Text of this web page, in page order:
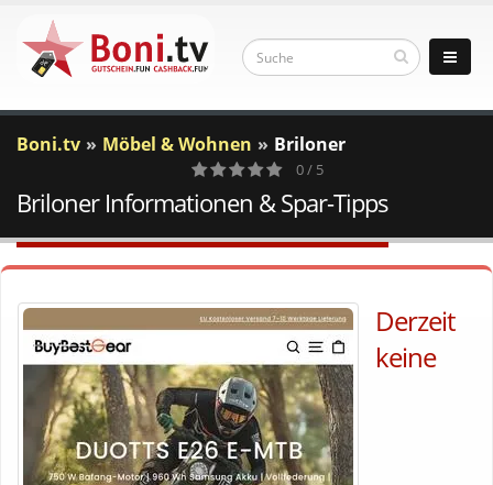
Boni.tv Möbel & Wohnen Briloner
0
Votes
0 / 5
Briloner Informationen & Spar-Tipps
Derzeit
keine